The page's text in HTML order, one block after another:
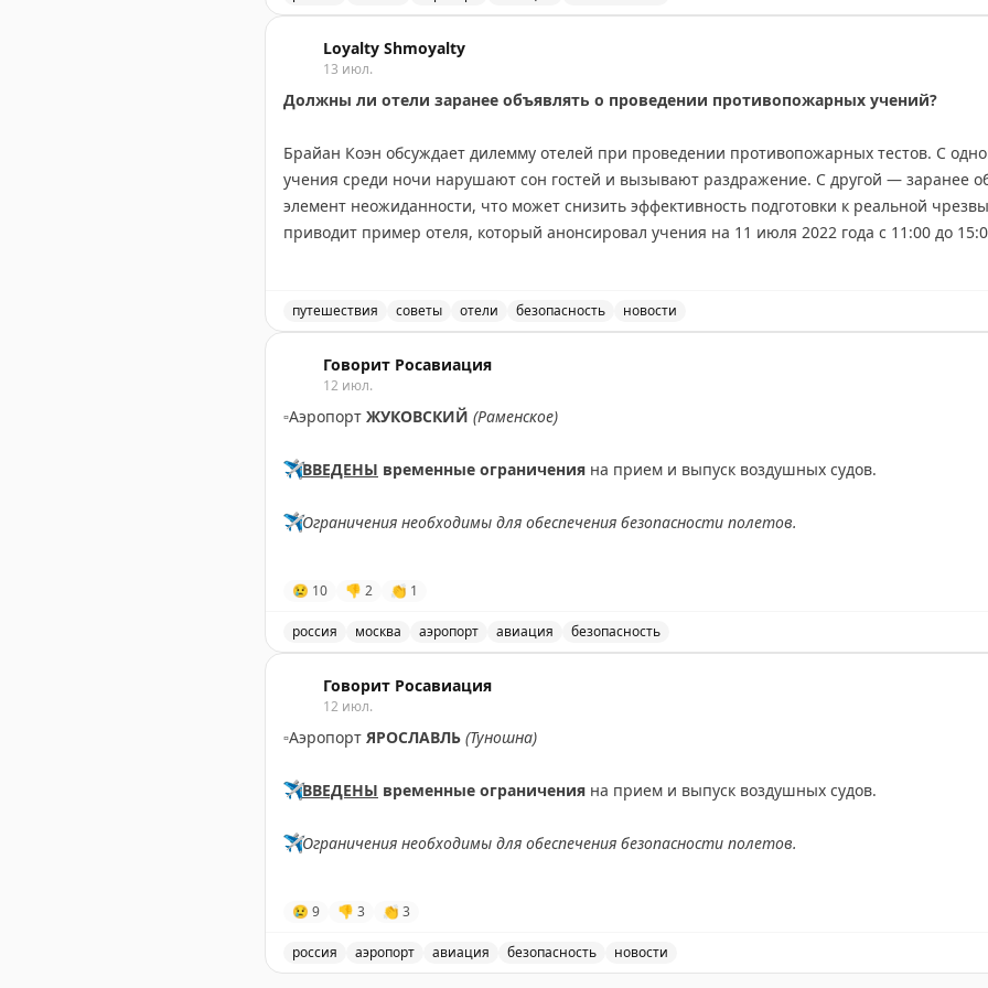
Loyalty Shmoyalty
13 июл.
Должны ли отели заранее объявлять о проведении противопожарных учений?
Брайан Коэн обсуждает дилемму отелей при проведении противопожарных тестов. С
учения среди ночи нарушают сон гостей и вызывают раздражение. С другой — заранее
элемент неожиданности, что может снизить эффективность подготовки к реальной
приводит пример отеля, который анонсировал учения на 11 июля 2022 года с 11:00 до
ситуации. Вопрос остается открытым: как найти баланс между комфортом гостей и
реальной опасности?
The Gate with Brian Cohen
путешествия советы отели безопасность новости
Говорит Росавиация
12 июл.
▫️Аэропорт ЖУКОВСКИЙ (Раменское)
✈️ВВЕДЕНЫ временные ограничения на прием и выпуск воздушных судов.
✈️Ограничения необходимы для обеспечения безопасности полетов.
😢 10 👎 2 👏 1
россия москва аэропорт авиация безопасность
Говорит Росавиация
12 июл.
▫️Аэропорт ЯРОСЛАВЛЬ (Туношна)
✈️ВВЕДЕНЫ временные ограничения на прием и выпуск воздушных судов.
✈️Ограничения необходимы для обеспечения безопасности полетов.
😢 9 👎 3 👏 3
россия аэропорт авиация безопасность новости